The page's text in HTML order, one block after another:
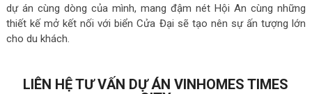
dự án cùng dòng của mình, mang đậm nét Hội An cùng những
thiết kế mở kết nối với biển Cửa Đại sẽ tạo nên sự ấn tượng lớn
cho du khách.
LIÊN HỆ TƯ VẤN DỰ ÁN VINHOMES TIMES